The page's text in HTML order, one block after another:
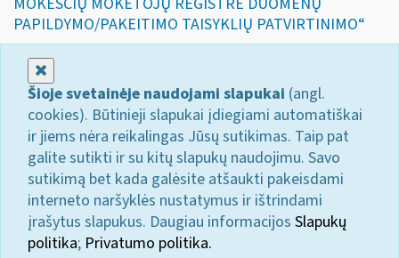
PAPILDYMO/PAKEITIMO TAISYKLIŲ PATVIRTINIMO“
Šioje svetainėje naudojami slapukai (angl.
cookies). Būtinieji slapukai įdiegiami automatiškai
ir jiems nėra reikalingas Jūsų sutikimas. Taip pat
galite sutikti ir su kitų slapukų naudojimu. Savo
sutikimą bet kada galėsite atšaukti pakeisdami
interneto naršyklės nustatymus ir ištrindami
įrašytus slapukus. Daugiau informacijos Slapukų
politika; Privatumo politika.